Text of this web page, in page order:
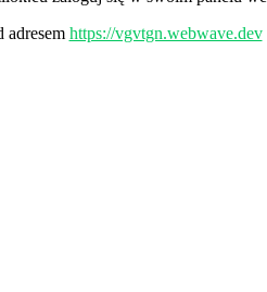
adresem https://vgvtgn.webwave.dev